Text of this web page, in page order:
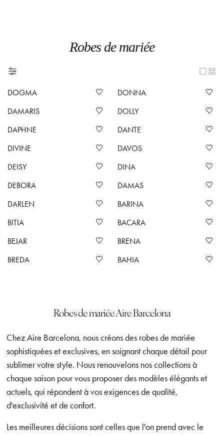
Robes de mariée
DOGMA
DONNA
DAMARIS
DOLLY
DAPHNE
DANTE
DIVINE
DAVOS
DEISY
DINA
DEBORA
DAMAS
DARLEN
BARINA
BITIA
BACARA
BEJAR
BRENA
BREDA
BAHIA
Robes de mariée Aire Barcelona
Chez Aire Barcelona, nous créons des robes de mariée
sophistiquées et exclusives, en soignant chaque détail pour
sublimer votre style. Nous renouvelons nos collections à
chaque saison pour vous proposer des modèles élégants et
actuels, qui répondent à vos exigences de qualité,
d'exclusivité et de confort.
Les meilleures décisions sont celles que l'on prend avec le